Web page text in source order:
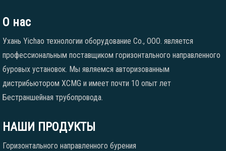
О нас
Ухань Yichao технологии оборудование Co., ООО. является
профессиональным поставщиком горизонтального направленного
буровых установок. Мы являемся авторизованным
дистрибьютором XCMG и имеет почти 10 опыт лет
Бестраншейная трубопровода.
НАШИ ПРОДУКТЫ
Горизонтального направленного бурения